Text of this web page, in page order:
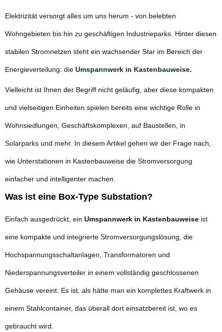
Elektrizität versorgt alles um uns herum - von belebten
Wohngebieten bis hin zu geschäftigen Industrieparks. Hinter diesen
stabilen Stromnetzen steht ein wachsender Star im Bereich der
Energieverteilung: die Umspannwerk in Kastenbauweise.
Vielleicht ist Ihnen der Begriff nicht geläufig, aber diese kompakten
und vielseitigen Einheiten spielen bereits eine wichtige Rolle in
Wohnsiedlungen, Geschäftskomplexen, auf Baustellen, in
Solarparks und mehr. In diesem Artikel gehen wir der Frage nach,
wie Unterstationen in Kastenbauweise die Stromversorgung
einfacher und intelligenter machen.
Was ist eine Box-Type Substation?
Einfach ausgedrückt, ein Umspannwerk in Kastenbauweise ist
eine kompakte und integrierte Stromversorgungslösung, die
Hochspannungsschaltanlagen, Transformatoren und
Niederspannungsverteiler in einem vollständig geschlossenen
Gehäuse vereint. Es ist, als hätte man ein komplettes Kraftwerk in
einem Stahlcontainer, das überall dort einsatzbereit ist, wo es
gebraucht wird.